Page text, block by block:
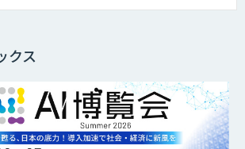
クス